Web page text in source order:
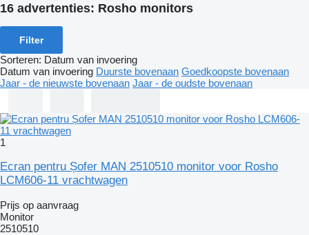
16 advertenties: Rosho monitors
Filter
Sorteren: Datum van invoering
Datum van invoering Duurste bovenaan Goedkoopste bovenaan
Jaar - de nieuwste bovenaan Jaar - de oudste bovenaan
1
Ecran pentru Șofer MAN 2510510 monitor voor Rosho
LCM606-11 vrachtwagen
Prijs op aanvraag
Monitor
2510510